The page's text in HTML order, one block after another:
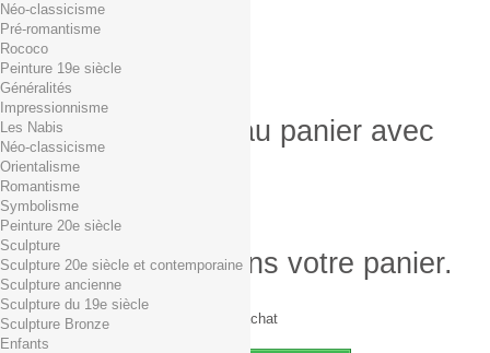
0,01€ dès 29€ d'achat
0,00 € Total
Commander
Produit ajouté au panier avec
succès
Quantité
Total
Il y a 1 produit dans votre panier.
Total produits TTC
Frais de port TTC
0,01€ dès 29€ d'achat
Total TTC
Néo-classicisme
Pré-romantisme
Rococo
Peinture 19e siècle
Généralités
Impressionnisme
Les Nabis
Néo-classicisme
Orientalisme
Romantisme
Symbolisme
Peinture 20e siècle
Sculpture
Sculpture 20e siècle et contemporaine
Sculpture ancienne
Sculpture du 19e siècle
Sculpture Bronze
Enfants